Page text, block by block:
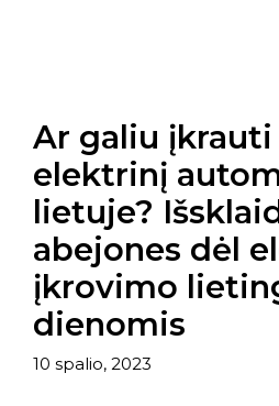
Ar galiu įkrauti
elektrinį
lietuje?
abejones dėl
įkrovimo
dienomis
10 spalio, 2023